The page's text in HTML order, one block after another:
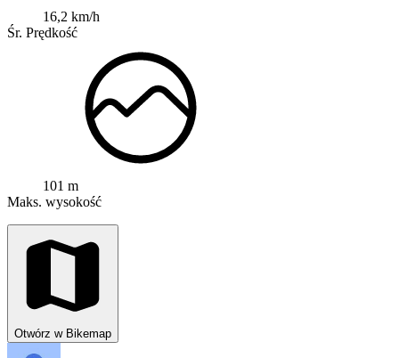
16,2 km/h
Śr. Prędkość
101 m
Maks. wysokość
Otwórz w Bikemap